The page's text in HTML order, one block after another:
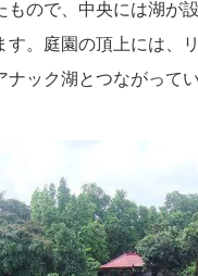
もので、中央には湖が
す。庭園の頂上には、
ナック湖とつながってい